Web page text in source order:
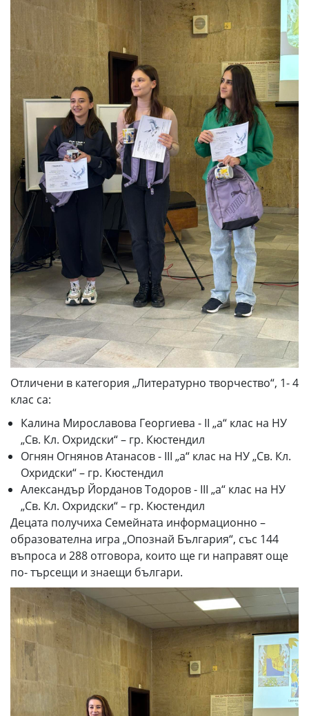
Отличени в категория „Литературно творчество“, 1- 4
клас са:
Калина Мирославова Георгиева - II „а“ клас на НУ
„Св. Кл. Охридски“ – гр. Кюстендил
Огнян Огнянов Атанасов - III „а“ клас на НУ „Св. Кл.
Охридски“ – гр. Кюстендил
Александър Йорданов Тодоров - III „а“ клас на НУ
„Св. Кл. Охридски“ – гр. Кюстендил
Децата получиха Семейната информационно –
образователна игра „Опознай България“, със 144
въпроса и 288 отговора, които ще ги направят още
по- търсещи и знаещи българи.